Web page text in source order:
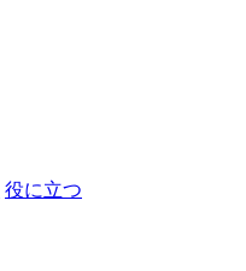
役に立つ